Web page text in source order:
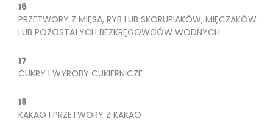
16
PRZETWORY Z MIĘSA, RYB LUB SKORUPIAKÓW, MIĘCZAKÓW
LUB POZOSTAŁYCH BEZKRĘGOWCÓW WODNYCH
17
CUKRY I WYROBY CUKIERNICZE
18
KAKAO I PRZETWORY Z KAKAO